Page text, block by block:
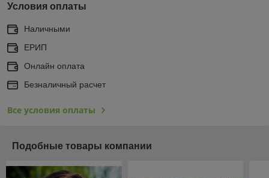
Условия оплаты
Наличными
ЕРИП
Онлайн оплата
Безналичный расчет
Все условия оплаты
Подобные товары компании